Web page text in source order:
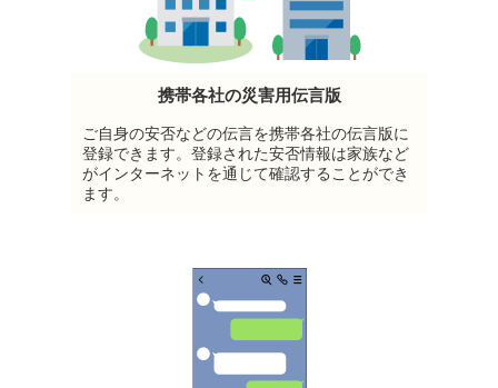
携帯各社の災害用伝言版
ご自身の安否などの伝言を携帯各社の伝言版に
登録できます。登録された安否情報は家族など
がインターネットを通じて確認することができ
ます。